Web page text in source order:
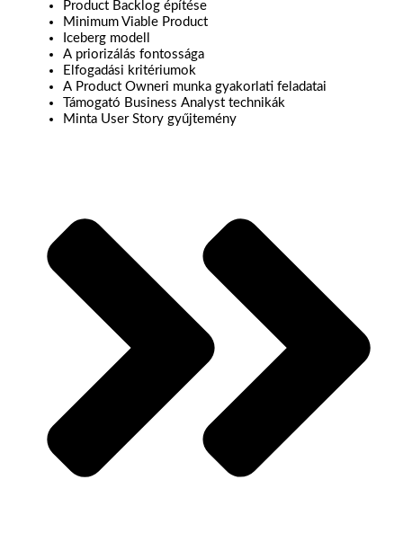
Product Backlog építése
Minimum Viable Product
Iceberg modell
A priorizálás fontossága
Elfogadási kritériumok
A Product Owneri munka gyakorlati feladatai
Támogató Business Analyst technikák
Minta User Story gyűjtemény